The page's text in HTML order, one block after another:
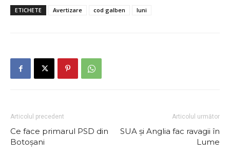
ETICHETE Avertizare cod galben luni
Articolul precedent
Ce face primarul PSD din
Botoșani
Articolul următor
SUA și Anglia fac ravagii în
Lume